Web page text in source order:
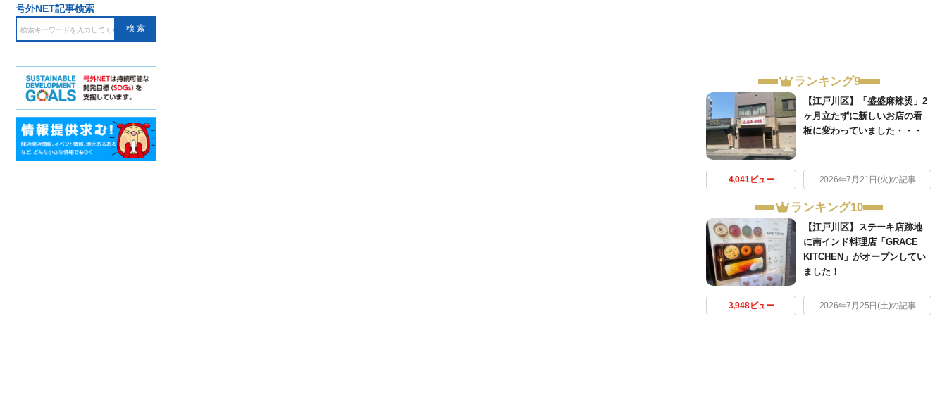
ランキング9
【江戸川区】「盛盛麻辣烫」2
ヶ月立たずに新しいお店の看
板に変わっていました・・・
4,041ビュー 2026年7月21日(火)の記事
ランキング10
【江戸川区】ステーキ店跡地
に南インド料理店「GRACE
KITCHEN」がオープンしてい
ました！
3,948ビュー 2026年7月25日(土)の記事
号外NET記事検索